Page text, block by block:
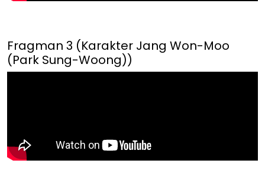
Fragman 3 (Karakter Jang Won-Moo
(Park Sung-Woong))